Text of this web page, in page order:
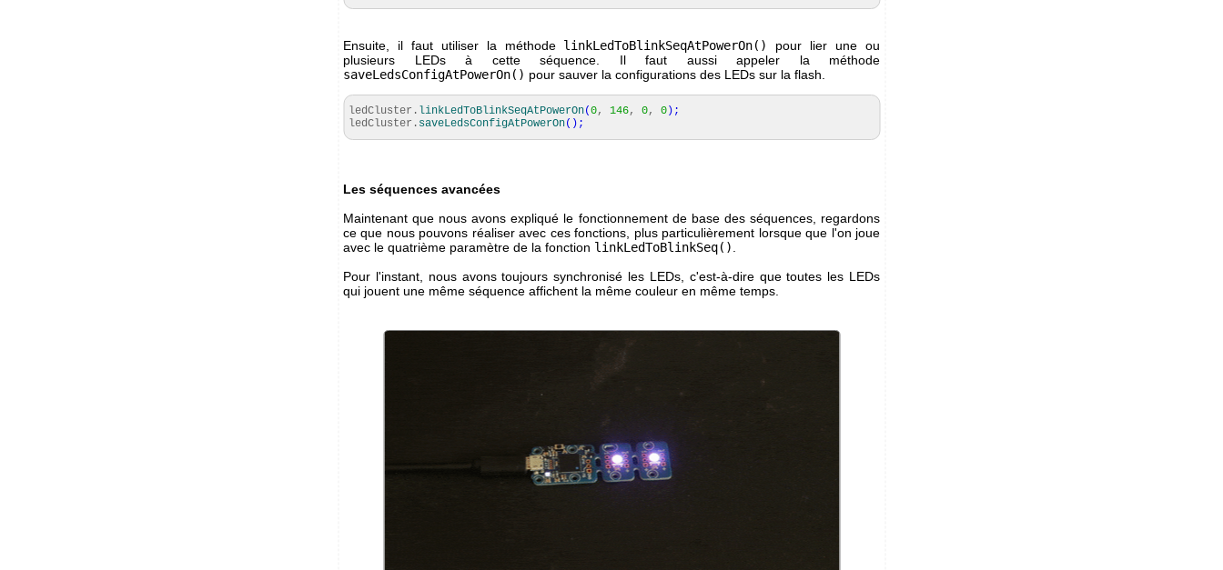
Ensuite, il faut utiliser la méthode linkLedToBlinkSeqAtPowerOn()
pour lier une ou
plusieurs LEDs à cette séquence. Il faut aussi appeler la méthode
saveLedsConfigAtPowerOn() pour sauver la configurations des LEDs sur la flash.
ledCluster. linkLedToBlinkSeqAtPowerOn(0, 146, 0, 0 ) ;
ledCluster. saveLedsConfigAtPowerOn( ) ;
Les séquences avancées
Maintenant que nous avons expliqué le fonctionnement de base des séquences, regardons
ce que nous pouvons réaliser avec ces fonctions, plus particulièrement lorsque que l'on joue
avec le quatrième paramètre de la fonction linkLedToBlinkSeq()
Pour l'instant, nous avons toujours synchronisé les LEDs, c'est-à-dire que toutes les LEDs
qui jouent une même séquence affichent la même couleur en même temps.